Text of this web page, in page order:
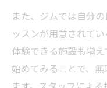
スキマ時間
ツ
また、ジムでは自分
ッスンが用意されて
体験できる施設も増
始めてみることで、